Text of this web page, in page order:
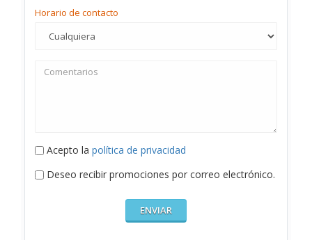
Horario de contacto
Acepto la política de privacidad
Deseo recibir promociones por correo electrónico.